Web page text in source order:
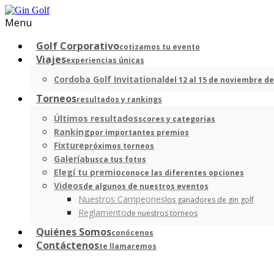
Menu
Golf Corporativocotizamos tu evento
Viajesexperiencias únicas
Cordoba Golf Invitationaldel 12 al 15 de noviembre
Torneosresultados y rankings
Últimos resultadosscores y categorias
Rankingpor importantes premios
Fixturepróximos torneos
Galeríabusca tus fotos
Elegí tu premioconoce las diferentes opciones
Videosde algunos de nuestros eventos
Nuestros Campeoneslos ganadores de gin golf
Reglamentode nuestros torneos
Quiénes Somosconócenos
Contáctenoste llamaremos